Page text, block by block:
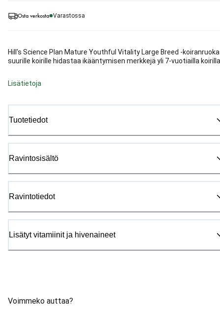
Osta verkosta Varastossa
Hill's Science Plan Mature Youthful Vitality Large Breed -koiranruoka
suurille koirille hidastaa ikääntymisen merkkejä yli 7-vuotiailla
Lisätietoja
Tuotetiedot
Ravintosisältö
Ravintotiedot
Lisätyt vitamiinit ja hivenaineet
Voimmeko auttaa?